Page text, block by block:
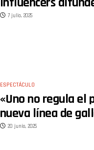
7 julio, 2025
ESPECTÁCULO
«Uno no regula el
nueva línea de
20 junio, 2025